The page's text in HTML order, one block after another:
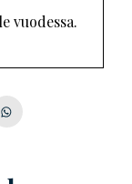
vuodessa.